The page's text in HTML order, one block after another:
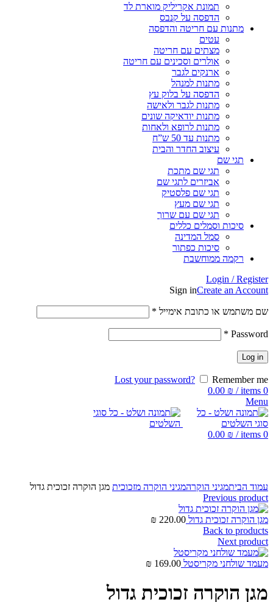
תמונת אקריליק מוארת לד
הדפסה על קנבס
מתנות עם חריטה והדפסה
עטים
מצתים עם חריטה
אולרים וסכינים עם חריטה
ארנקים לגבר
מתנות למנהל
הדפסה על בלוק עץ
מתנות לגבר ולאישה
מתנות יודאיקה שונים
מתנות לרופא ולאחות
מתנות עד 50 ש”ח
עיצוב החדר והבית
תגי שם
תגי שם מתכת
אביזרים לתגי שם
תגי שם פלסטיק
תגי שם מעץ
תגי שם עם שרוך
סיכות וסמלים כללים
סמל המדינה
סיכות כפתור
רקמה ממוחשבת
Login / Register
Sign inCreate an Account
שם משתמש או כתובת אימייל *
Password
*
Log in
Lost your password?
Remember me
0
items
/
0.00 ₪
Menu
0
items
/
0.00 ₪
עמוד הביתמגיני הוקרהמגיני הוקרה מזכוכית מגן הוקרה זכוכית גדול
Previous product
מגן הוקרה זכוכית גדול 220.00
₪
Back to products
Next product
מעמד שולחני מקריסטל 169.00
₪
מגן הוקרה זכוכית גדול